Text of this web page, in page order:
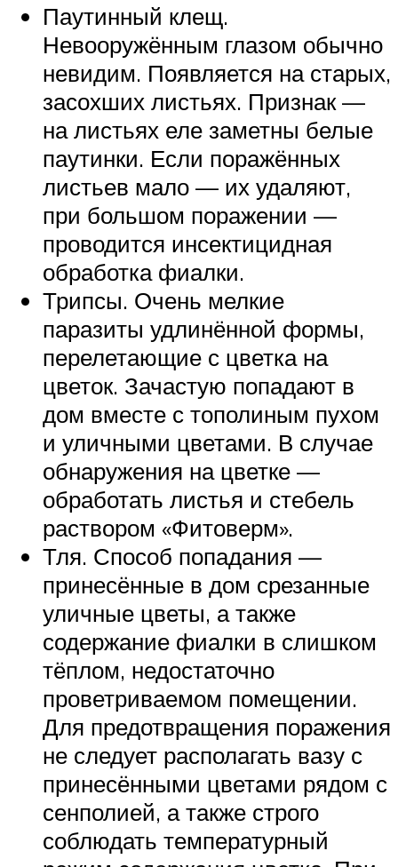
Паутинный клещ.
Невооружённым глазом обычно
невидим. Появляется на старых,
засохших листьях. Признак —
на листьях еле заметны белые
паутинки. Если поражённых
листьев мало — их удаляют,
при большом поражении —
проводится инсектицидная
обработка фиалки.
Трипсы. Очень мелкие
паразиты удлинённой формы,
перелетающие с цветка на
цветок. Зачастую попадают в
дом вместе с тополиным пухом
и уличными цветами. В случае
обнаружения на цветке —
обработать листья и стебель
раствором «Фитоверм».
Тля. Способ попадания —
принесённые в дом срезанные
уличные цветы, а также
содержание фиалки в слишком
тёплом, недостаточно
проветриваемом помещении.
Для предотвращения поражения
не следует располагать вазу с
принесёнными цветами рядом с
сенполией, а также строго
соблюдать температурный